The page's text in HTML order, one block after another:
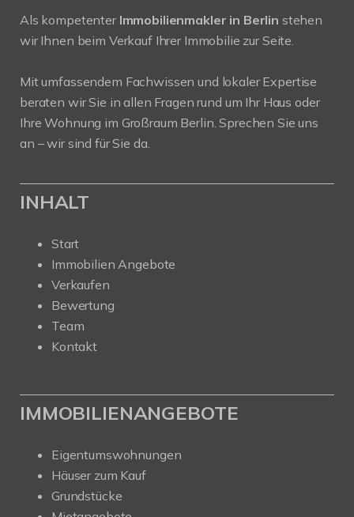
Als kompetenter Immobilienmakler in Berlin stehen
wir Ihnen beim Verkauf Ihrer Immobilie zur Seite.
Mit umfassendem Fachwissen und lokaler Expertise
beraten wir Sie in allen Fragen rund um Ihr Haus oder
Ihre Wohnung im Großraum Berlin. Sprechen Sie uns
an – wir sind für Sie da.
INHALT
Start
Immobilien Angebote
Verkaufen
Bewertung
Team
Kontakt
IMMOBILIENANGEBOTE
Eigentumswohnungen
Häuser zum Kauf
Grundstücke